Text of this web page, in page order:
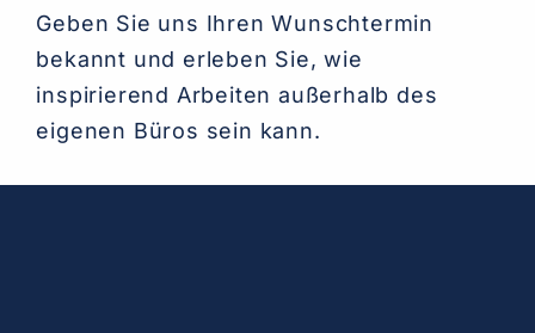
Geben Sie uns Ihren Wunschtermin
bekannt und erleben Sie, wie
inspirierend Arbeiten außerhalb des
eigenen Büros sein kann.